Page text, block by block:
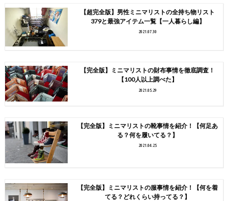
【超完全版】男性ミニマリストの全持ち物リスト
379と最強アイテム一覧【一人暮らし編】
2021.07.30
【完全版】ミニマリストの財布事情を徹底調査！
【100人以上調べた】
2021.05.29
【完全版】ミニマリストの靴事情を紹介！【何足あ
る？何を履いてる？】
2021.04.25
【完全版】ミニマリストの服事情を紹介！【何を着
てる？どれくらい持ってる？】